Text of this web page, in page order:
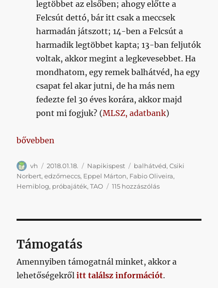
legtöbbet az elsőben; ahogy előtte a
Felcsút dettó, bár itt csak a meccsek
harmadán játszott; 14-ben a Felcsút a
harmadik legtöbbet kapta; 13-ban feljutók
voltak, akkor megint a legkevesebbet. Ha
mondhatom, egy remek balhátvéd, ha egy
csapat fel akar jutni, de ha más nem
fedezte fel 30 éves korára, akkor majd
pont mi fogjuk? (MLSZ, adatbank)
„Napikispest 2018.01.18.”
bővebben
Szerző
vh Közzétéve
2018.01.18. Kategória
Napikispest Címke
balhátvéd,Csiki
Norbert,edzőmeccs, Eppel Márton, Fabio Oliveira,
Hemiblog, próbajáték,TAO 115 hozzászólásNapikispest
Támogatás
Amennyiben támogatnál minket, akkor a
lehetőségekrőlitt találsz információt.